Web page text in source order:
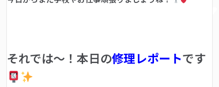
それでは～！本日の修理レポートです